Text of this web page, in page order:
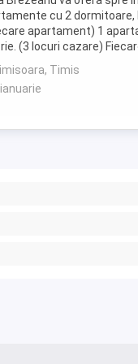
cu 2 dormitoare,
apartament) 1
(3 locuri cazare)
utilata,baie cu cabina ...
Timis